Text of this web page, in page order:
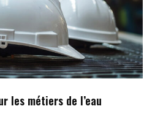
les métiers de l’eau